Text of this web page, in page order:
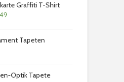
Graffiti T-Shirt
Tapeten
Optik Tapete